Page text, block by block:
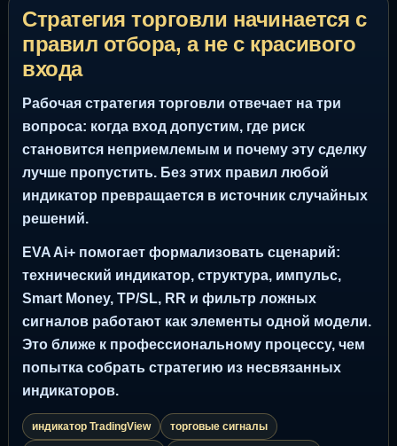
Стратегия торговли начинается с
правил отбора, а не с красивого
входа
Рабочая стратегия торговли отвечает на три
вопроса: когда вход допустим, где риск
становится неприемлемым и почему эту сделку
лучше пропустить. Без этих правил любой
индикатор превращается в источник случайных
решений.
EVA Ai+ помогает формализовать сценарий:
технический индикатор, структура, импульс,
Smart Money, TP/SL, RR и фильтр ложных
сигналов работают как элементы одной модели.
Это ближе к профессиональному процессу, чем
попытка собрать стратегию из несвязанных
индикаторов.
индикатор TradingView торговые сигналы